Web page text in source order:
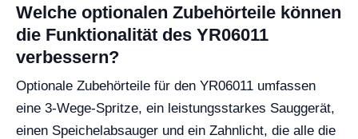
Welche optionalen Zubehörteile können
die Funktionalität des YR06011
verbessern?
Optionale Zubehörteile für den YR06011 umfassen
eine 3-Wege-Spritze, ein leistungsstarkes Sauggerät,
einen Speichelabsauger und ein Zahnlicht, die alle die